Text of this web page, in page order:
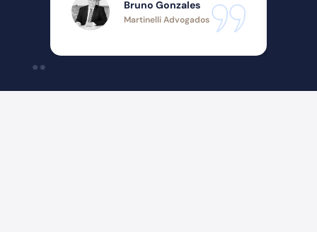
Bruno Gonzales
Martinelli Advogados